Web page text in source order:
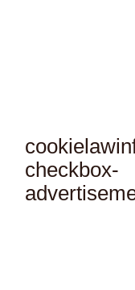
checkbox-